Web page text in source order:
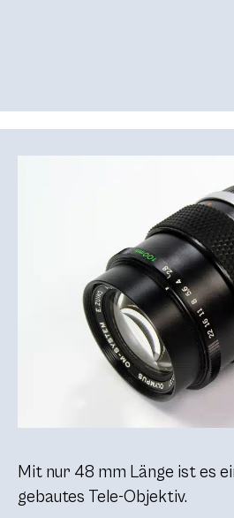
Mit nur 48 mm Länge ist es
gebautes Tele-Objektiv.